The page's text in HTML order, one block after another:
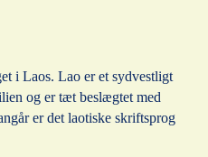
i Laos. Lao er et sydvestligt
og er tæt beslægtet med
er det laotiske skriftsprog